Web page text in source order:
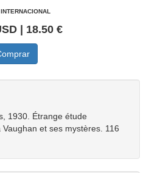
| 18.50 €
1930. Étrange étude
et ses mystères. 116